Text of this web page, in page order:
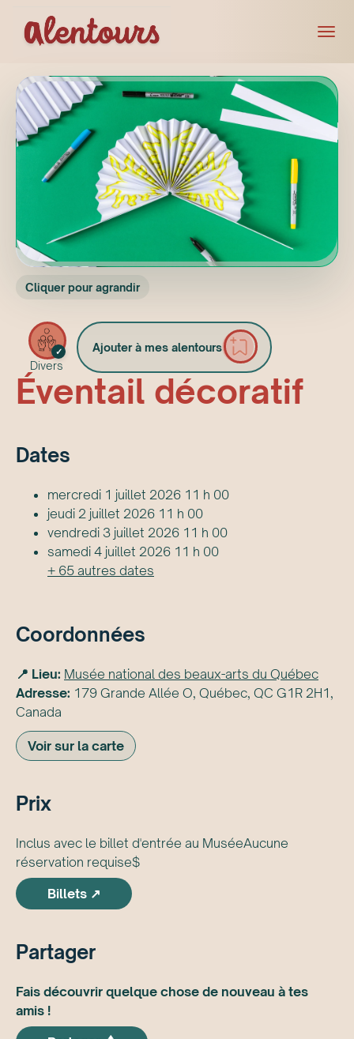
Cliquer pour agrandir
✓
Divers
Ajouter à mes alentours
Éventail décoratif
Dates
mercredi 1 juillet 2026 11 h 00
jeudi 2 juillet 2026 11 h 00
vendredi 3 juillet 2026 11 h 00
samedi 4 juillet 2026 11 h 00
+ 65 autres dates
Coordonnées
📍 Lieu: Musée national des beaux-arts du Québec
Adresse: 179 Grande Allée O, Québec, QC G1R 2H1,
Canada
Voir sur la carte
Prix
Inclus avec le billet d'entrée au MuséeAucune
réservation requise$
Billets ↗
Partager
Fais découvrir quelque chose de nouveau à tes
amis !